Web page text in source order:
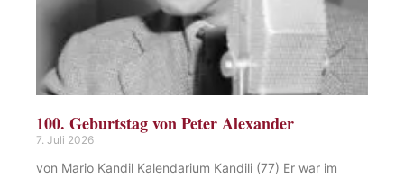
100. Geburtstag von Peter Alexander
7. Juli 2026
von Mario Kandil Kalendarium Kandili (77) Er war im